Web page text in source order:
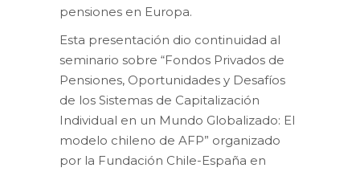
pensiones en Europa.
Esta presentación dio continuidad al
seminario sobre “Fondos Privados de
Pensiones, Oportunidades y Desafíos
de los Sistemas de Capitalización
Individual en un Mundo Globalizado: El
modelo chileno de AFP” organizado
por la Fundación Chile-España en